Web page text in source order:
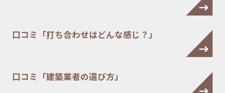
口コミ「打ち合わせはどんな感じ？」
口コミ「建築業者の選び方」